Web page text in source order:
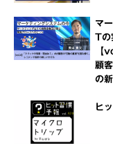
マ
Tの
【
顧
の
ヒ